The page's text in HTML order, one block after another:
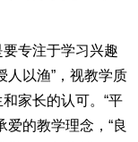
专注于学习兴趣
人以渔”，视教学质
家长的认可。“平
爱的教学理念，“良